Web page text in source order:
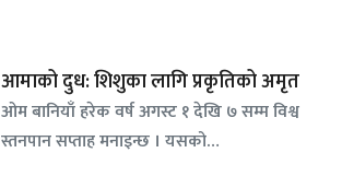
आमाको दुध: शिशुका लागि प्रकृतिको अमृत
ओम बानियाँ हरेक वर्ष अगस्ट १ देखि ७ सम्म विश्व
स्तनपान सप्ताह मनाइन्छ । यसको…